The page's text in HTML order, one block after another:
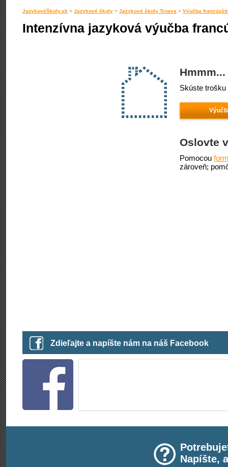
JazykovéŠkoly.sk > Jazykové školy > Jazykové školy Trnava > Výučba
Intenzívna jazyková výučba
Skúste
Oslovte
Pomocou
zároveň;
Zdieľajte a napíšte nám na náš Facebook
Napíšte,